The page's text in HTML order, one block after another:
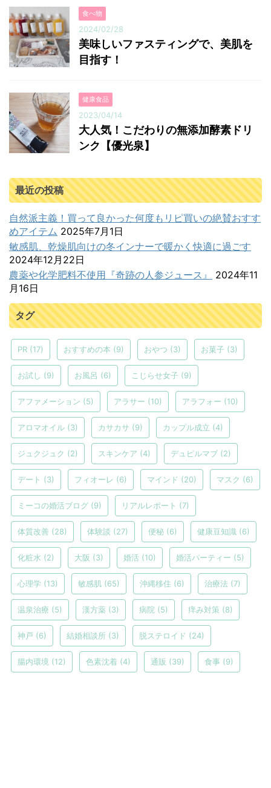
食べ物
2024/02/28
美味しいファスティングで、美肌を
目指す！
健康食品
2023/04/14
大人気！こだわりの無添加酵素ドリ
ンク【優光泉】
最近の投稿
自然派主義！買って良かった何度もリピ買いの絶賛おすす
めアイテム 2025年7月1日
敏感肌、乾燥肌向けの冬インナーで暖かく快適に過ごす
2024年12月22日
農薬や化学肥料不使用『奇跡の人参ジュース』
2024年11
月16日
タグ
PR (17) おすすめの本 (9) おやつ (3) お菓子 (3)
お試し (9) お風呂 (6) こじらせ女子 (9)
アファメーション (5) アラサー (10) アラフォー (10)
アロマオイル (3) カサカサ (9) カップル成立 (4)
ジュクジュク (2) スキンケア (4) デュピルマブ (2)
デート (3) フィオーレ (6) マインド (20) マスク (6)
ミーコの婚活ブログ (9) リアルレポート (7)
体質改善 (28) 体験談 (27) 便秘 (6) 健康豆知識 (6)
化粧水 (2) 大阪 (3) 婚活 (10) 婚活パーティー (5)
心理学 (13) 敏感肌 (65) 沖縄移住 (6) 治療法 (7)
温泉治療 (5) 漢方薬 (3) 病院 (5) 痒み対策 (8)
神戸 (6) 結婚相談所 (3) 脱ステロイド (24)
腸内環境 (12) 色素沈着 (4) 通販 (39) 食事 (9)